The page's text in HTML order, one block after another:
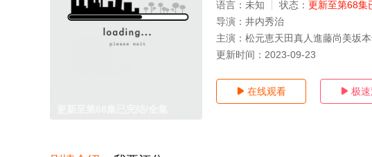
语言： 未知 状态： 更新至第68集
导演： 井内秀治
主演： 松元恵天田真人進藤尚美坂
更新时间： 2023-09-23
 在线观看  极